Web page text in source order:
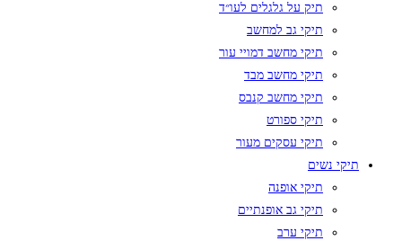
תיק על גלגלים לעו״ד
תיקי גב למחשב
תיקי מחשב דמויי עור
תיקי מחשב מבד
תיקי מחשב קנבס
תיקי ספורט
תיקי עסקים מעור
תיקי נשים
תיקי אופנה
תיקי גב אופנתיים
תיקי ערב